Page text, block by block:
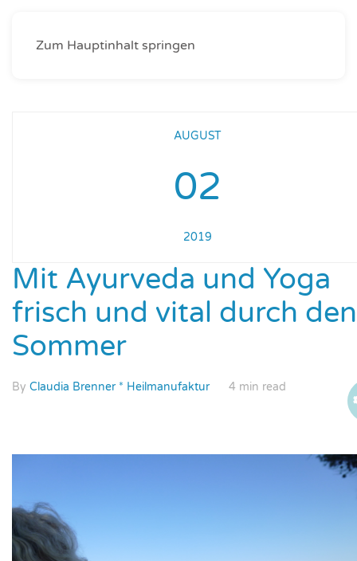
Zum Hauptinhalt springen
AUGUST
02
2019
Mit Ayurveda und Yoga
frisch und vital durch den
Sommer
By Claudia Brenner * Heilmanufaktur 4 min read